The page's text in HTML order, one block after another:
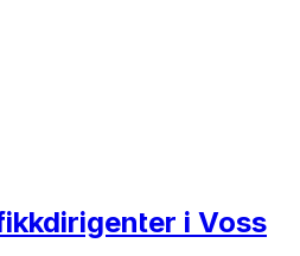
i Voss